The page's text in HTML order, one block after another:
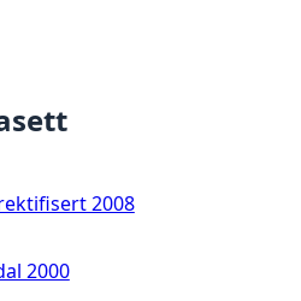
2008
2000